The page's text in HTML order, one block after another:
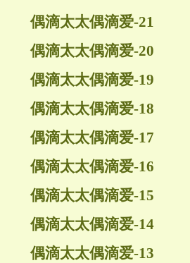
偶滴太太偶滴爱-21
偶滴太太偶滴爱-20
偶滴太太偶滴爱-19
偶滴太太偶滴爱-18
偶滴太太偶滴爱-17
偶滴太太偶滴爱-16
偶滴太太偶滴爱-15
偶滴太太偶滴爱-14
偶滴太太偶滴爱-13